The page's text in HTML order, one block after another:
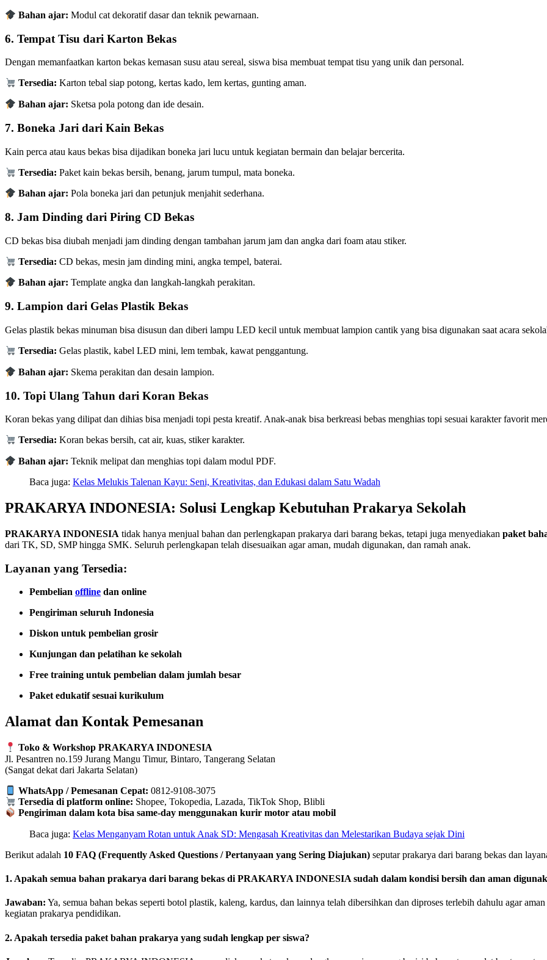
Bahan ajar: Modul cat dekoratif dasar dan teknik pewarnaan.
6. Tempat Tisu dari Karton Bekas
Dengan memanfaatkan karton bekas kemasan susu atau sereal, siswa bisa membuat tempat tisu yang unik dan personal.
Tersedia: Karton tebal siap potong, kertas kado, lem kertas, gunting aman.
Bahan ajar: Sketsa pola potong dan ide desain.
7. Boneka Jari dari Kain Bekas
Kain perca atau kaus bekas bisa dijadikan boneka jari lucu untuk kegiatan bermain dan belajar bercerita.
Tersedia: Paket kain bekas bersih, benang, jarum tumpul, mata boneka.
Bahan ajar: Pola boneka jari dan petunjuk menjahit sederhana.
8. Jam Dinding dari Piring CD Bekas
CD bekas bisa diubah menjadi jam dinding dengan tambahan jarum jam dan angka dari foam atau stiker.
Tersedia: CD bekas, mesin jam dinding mini, angka tempel, baterai.
Bahan ajar: Template angka dan langkah-langkah perakitan.
9. Lampion dari Gelas Plastik Bekas
Gelas plastik bekas minuman bisa disusun dan diberi lampu LED kecil untuk membuat lampion cantik yang bisa digunakan saat acara
Tersedia: Gelas plastik, kabel LED mini, lem tembak, kawat penggantung.
Bahan ajar: Skema perakitan dan desain lampion.
10. Topi Ulang Tahun dari Koran Bekas
Koran bekas yang dilipat dan dihias bisa menjadi topi pesta kreatif. Anak-anak bisa berkreasi bebas menghias topi sesuai karakter favorit
Tersedia: Koran bekas bersih, cat air, kuas, stiker karakter.
Bahan ajar: Teknik melipat dan menghias topi dalam modul PDF.
Baca juga: Kelas Melukis Talenan Kayu: Seni, Kreativitas, dan Edukasi dalam Satu Wadah
PRAKARYA INDONESIA: Solusi Lengkap Kebutuhan Prakarya Sekolah
PRAKARYA INDONESIA tidak hanya menjual bahan dan perlengkapan prakarya dari barang bekas, tetapi juga menyediakan paket
dari TK, SD, SMP hingga SMK. Seluruh perlengkapan telah disesuaikan agar aman, mudah digunakan, dan ramah anak.
Layanan yang Tersedia:
Pembelian offline dan online
Pengiriman seluruh Indonesia
Diskon untuk pembelian grosir
Kunjungan dan pelatihan ke sekolah
Free training untuk pembelian dalam jumlah besar
Paket edukatif sesuai kurikulum
Alamat dan Kontak Pemesanan
Toko & Workshop PRAKARYA INDONESIA
Jl. Pesantren no.159 Jurang Mangu Timur, Bintaro, Tangerang Selatan
(Sangat dekat dari Jakarta Selatan)
WhatsApp / Pemesanan Cepat: 0812-9108-3075
Tersedia di platform online: Shopee, Tokopedia, Lazada, TikTok Shop, Blibli
Pengiriman dalam kota bisa same-day menggunakan kurir motor atau mobil
Baca juga: Kelas Menganyam Rotan untuk Anak SD: Mengasah Kreativitas dan Melestarikan Budaya sejak Dini
Berikut adalah 10 FAQ (Frequently Asked Questions / Pertanyaan yang Sering Diajukan) seputar prakarya dari barang bekas dan
1. Apakah semua bahan prakarya dari barang bekas di PRAKARYA INDONESIA sudah dalam kondisi bersih dan aman
Jawaban: Ya, semua bahan bekas seperti botol plastik, kaleng, kardus, dan lainnya telah dibersihkan dan diproses terlebih dahulu agar
kegiatan prakarya pendidikan.
2. Apakah tersedia paket bahan prakarya yang sudah lengkap per siswa?